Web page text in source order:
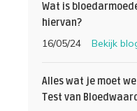
Wat is
hiervan?
16/05/24 Bekijk
Alles wat je moet
Test van